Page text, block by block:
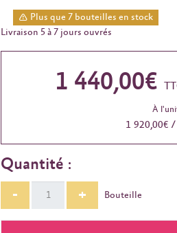
Plus que 7 bouteilles en stock
Livraison 5 à 7 jours ouvrés
1 440,00€
À
1 920,00€
Quantité :
-
+ Bouteille